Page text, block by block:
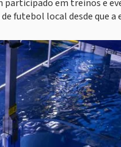
participado em treinos e
futebol local desde que a